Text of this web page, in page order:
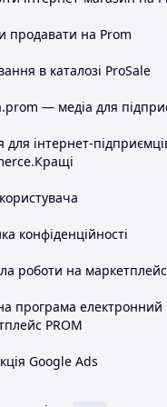
достатньо
з вами для
продавати на Prom
в каталозі ProSale
— медіа для
для інтернет-
конфіденційності
роботи на
програма електронний
PROM
Google Ads